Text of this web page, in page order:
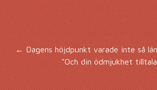
←Dagens höjdpunkt varade inte så
"Och din ödmjukhet